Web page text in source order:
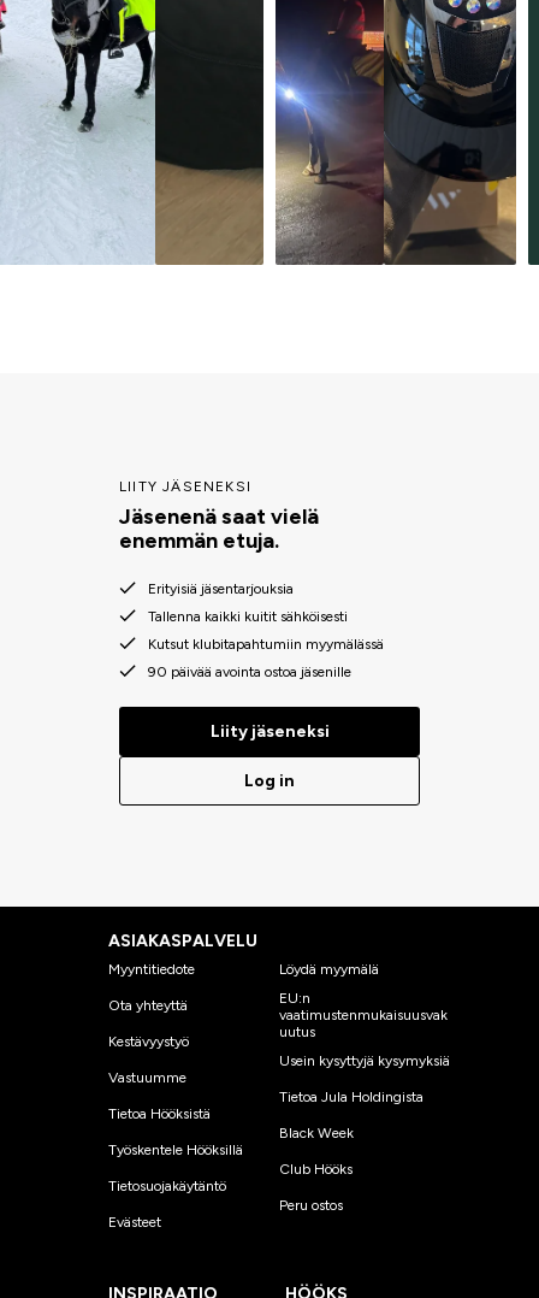
LIITY JÄSENEKSI
Jäsenenä saat vielä
enemmän etuja.
Erityisiä jäsentarjouksia
Tallenna kaikki kuitit sähköisesti
Kutsut klubitapahtumiin myymälässä
90 päivää avointa ostoa jäsenille
Liity jäseneksi
Log in
ASIAKASPALVELU
Myyntitiedote
Ota yhteyttä
Kestävyystyö
Vastuumme
Tietoa Hööksistä
Työskentele Hööksillä
Tietosuojakäytäntö
Evästeet
Löydä myymälä
EU:n
vaatimustenmukaisuusvak
uutus
Usein kysyttyjä kysymyksiä
Tietoa Jula Holdingista
Black Week
Club Hööks
Peru ostos
INSPIRAATIO
HÖÖKS